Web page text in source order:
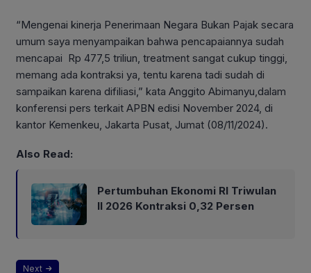
“Mengenai kinerja Penerimaan Negara Bukan Pajak secara
umum saya menyampaikan bahwa pencapaiannya sudah
mencapai Rp 477,5 triliun, treatment sangat cukup tinggi,
memang ada kontraksi ya, tentu karena tadi sudah di
sampaikan karena difiliasi,” kata Anggito Abimanyu,dalam
konferensi pers terkait APBN edisi November 2024, di
kantor Kemenkeu, Jakarta Pusat, Jumat (08/11/2024).
Also Read:
Pertumbuhan Ekonomi RI Triwulan
II 2026 Kontraksi 0,32 Persen
Next